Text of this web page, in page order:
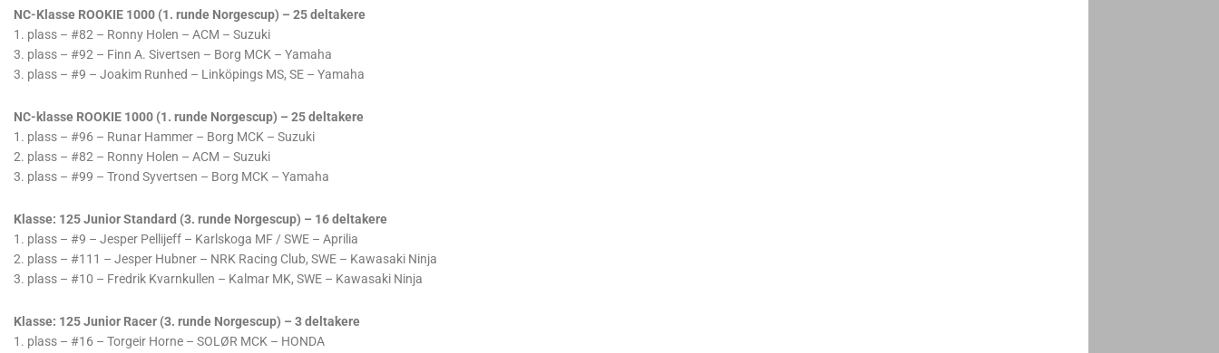
NC-Klasse ROOKIE 1000 (1. runde Norgescup) – 25 deltakere
1. plass – #82 – Ronny Holen – ACM – Suzuki
3. plass – #92 – Finn A. Sivertsen – Borg MCK – Yamaha
3. plass – #9 – Joakim Runhed – Linköpings MS, SE – Yamaha
NC-klasse ROOKIE 1000 (1. runde Norgescup) – 25 deltakere
1. plass – #96 – Runar Hammer – Borg MCK – Suzuki
2. plass – #82 – Ronny Holen – ACM – Suzuki
3. plass – #99 – Trond Syvertsen – Borg MCK – Yamaha
Klasse: 125 Junior Standard (3. runde Norgescup) – 16 deltakere
1. plass – #9 – Jesper Pellijeff – Karlskoga MF / SWE – Aprilia
2. plass – #111 – Jesper Hubner – NRK Racing Club, SWE – Kawasaki Ninja
3. plass – #10 – Fredrik Kvarnkullen – Kalmar MK, SWE – Kawasaki Ninja
Klasse: 125 Junior Racer (3. runde Norgescup) – 3 deltakere
1. plass – #16 – Torgeir Horne – SOLØR MCK – HONDA